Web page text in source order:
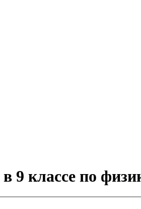
9 классе по